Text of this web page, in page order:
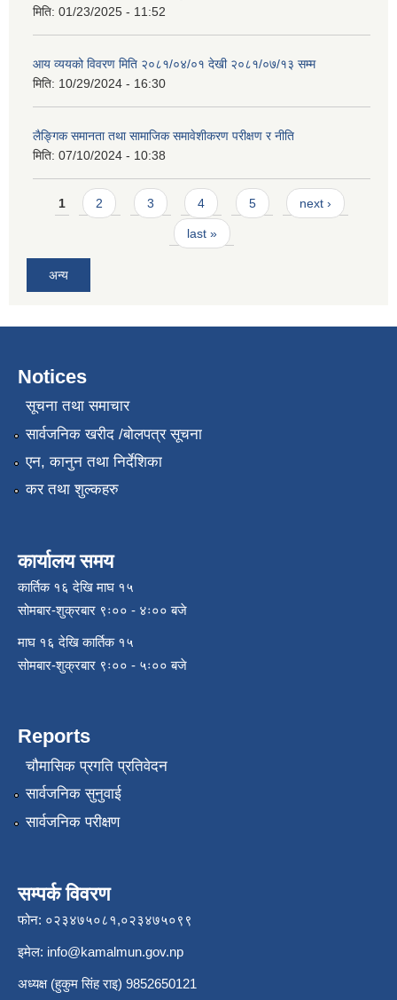
मिति: 01/23/2025 - 11:52
आय व्ययको विवरण मिति २०८१/०४/०१ देखी २०८१/०७/१३ सम्म
मिति: 10/29/2024 - 16:30
लैङ्गिक समानता तथा सामाजिक समावेशीकरण परीक्षण र नीति
मिति: 07/10/2024 - 10:38
Pages
1 2 3 4 5 next ›
last »
अन्य
Notices
सूचना तथा समाचार
सार्वजनिक खरीद /बोलपत्र सूचना
एन, कानुन तथा निर्देशिका
कर तथा शुल्कहरु
कार्यालय समय
कार्तिक १६ देखि माघ १५
सोमबार-शुक्रबार ९ः०० - ४ः०० बजे
माघ १६ देखि कार्तिक १५
सोमबार-शुक्रबार ९ः०० - ५ः०० बजे
Reports
चौमासिक प्रगति प्रतिवेदन
सार्वजनिक सुनुवाई
सार्वजनिक परीक्षण
सम्पर्क विवरण
फोन: ०२३४७५०८१,०२३४७५०९९
इमेल: info@kamalmun.gov.np
अध्यक्ष (हुकुम सिंह राइ) 9852650121